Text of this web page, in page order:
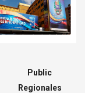
Public
Regionales